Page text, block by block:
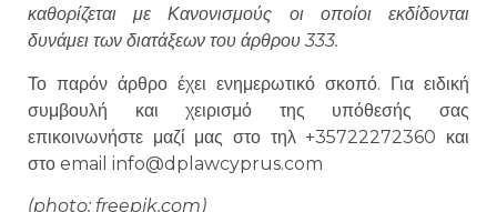
καθορίζεται με Κανονισμούς οι οποίοι εκδίδονται
δυνάμει των διατάξεων του άρθρου 333.
Το παρόν άρθρο έχει ενημερωτικό σκοπό. Για ειδική
συμβουλή και χειρισμό της υπόθεσής σας
επικοινωνήστε μαζί μας στο τηλ +35722272360 και
στο email info@dplawcyprus.com
(photo: freepik.com)